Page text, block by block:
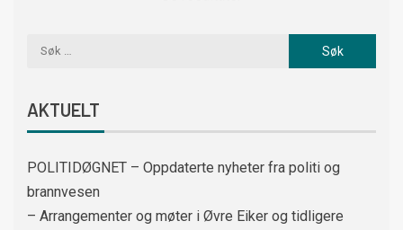
AKTUELT
POLITIDØGNET – Oppdaterte nyheter fra politi og
brannvesen
– Arrangementer og møter i Øvre Eiker og tidligere